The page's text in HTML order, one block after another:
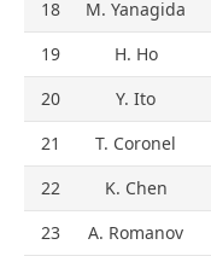
18
M. Yanagida
19
H. Ho
20
Y. Ito
21
T. Coronel
22
K. Chen
23
A. Romanov